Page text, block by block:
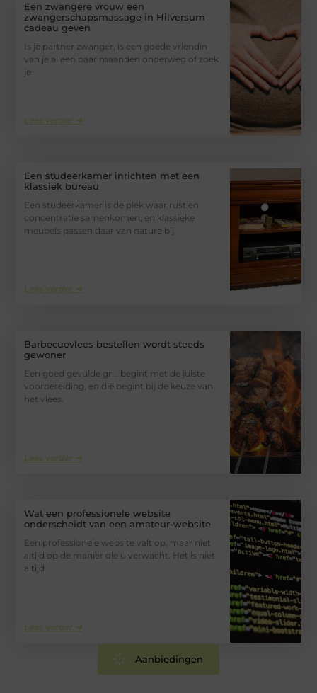
Een zwangere vrouw een
zwangerschapsmassage in Hilversum
cadeau geven
Is je partner zwanger, is een goede vriendin
van je al een paar maanden onderweg of zoek
je
Lees verder ➜
Een studeerkamer inrichten met een
klassiek bureau
Een studeerkamer is de plek waar rust en
concentratie samenkomen, en klassieke
meubels passen daar van nature bij.
Lees verder ➜
Barbecuevlees bestellen wordt steeds
gewoner
Een goed gevulde grill begint met de juiste
voorbereiding, en die begint bij de keuze van
het vlees.
Lees verder ➜
Wat een professionele website
onderscheidt van een amateur-website
Een professionele website valt op, maar niet
altijd op de manier die u verwacht. Het is niet
altijd
Lees verder ➜
Aanbiedingen